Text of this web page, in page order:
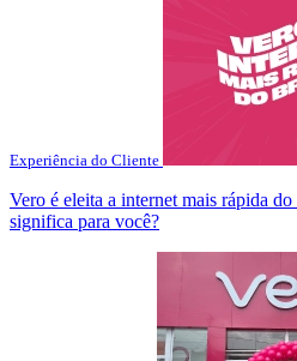
Experiência do Cliente
Vero é eleita a internet mais rápida
significa para você?